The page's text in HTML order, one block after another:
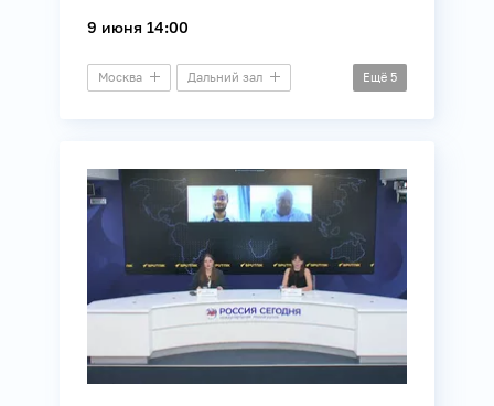
9 июня 14:00
Москва Дальний зал
Внешняя политика
Международные отношения
Ещё 5